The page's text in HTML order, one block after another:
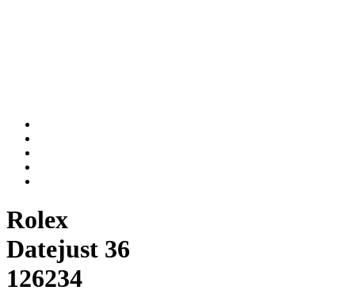
Rolex
Datejust 36
126234